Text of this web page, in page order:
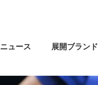
ニュース 展開ブランド